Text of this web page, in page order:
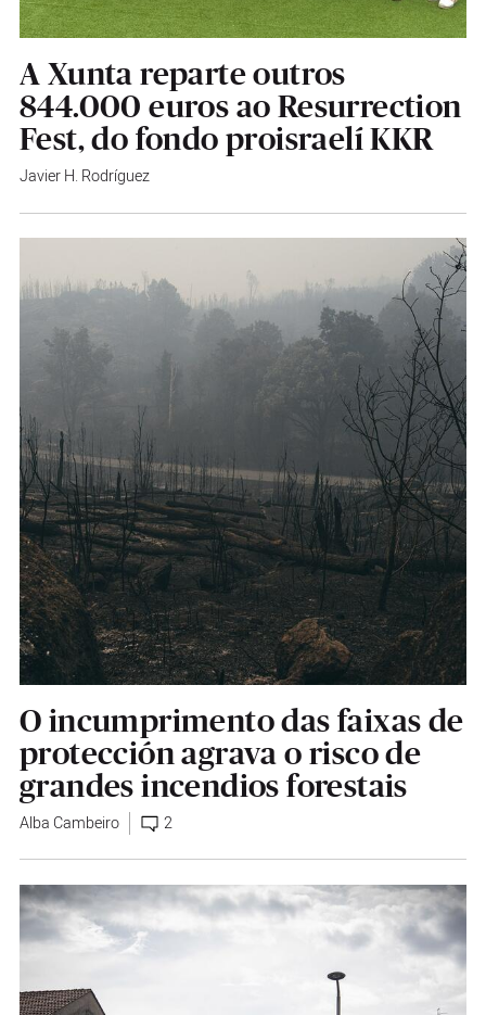
A Xunta reparte outros
844.000 euros ao Resurrection
Fest, do fondo proisraelí KKR
Javier H. Rodríguez
O incumprimento das faixas de
protección agrava o risco de
grandes incendios forestais
Alba Cambeiro 2